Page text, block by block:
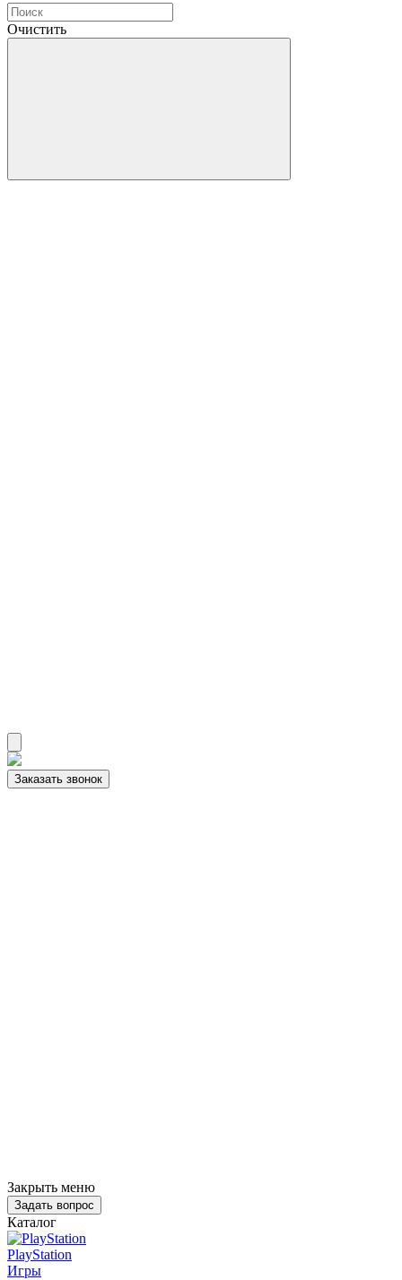
Очистить
Заказать звонок
Закрыть меню
Задать вопрос
Каталог
PlayStation
Игры